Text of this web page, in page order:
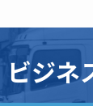
ジネ